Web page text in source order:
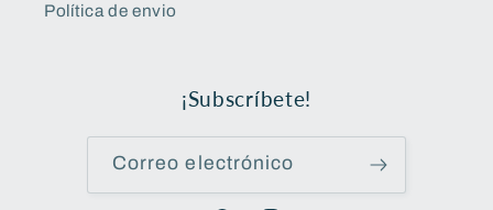
Política de envio
¡Subscríbete!
Correo electrónico